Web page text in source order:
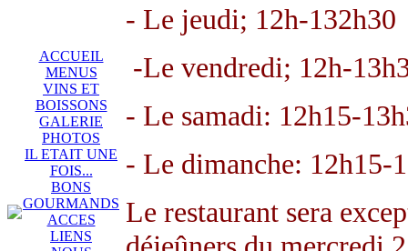
ACCUEIL
MENUS
VINS ET
BOISSONS
GALERIE
PHOTOS
IL ETAIT UNE
FOIS...
BONS
GOURMANDS
ACCES
LIENS
- Le jeudi; 12h-132h30
-Le vendredi; 12h-
- Le samadi: 12h15-
- Le dimanche: 12h15-
Le restaurant sera